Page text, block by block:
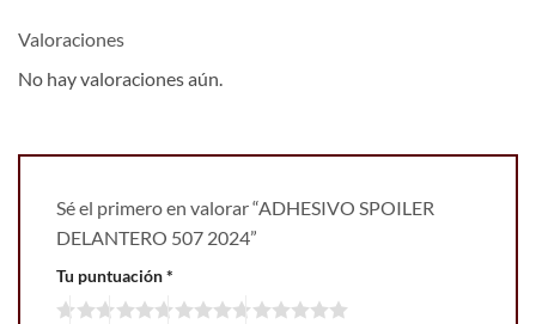
Valoraciones
No hay valoraciones aún.
Sé el primero en valorar “ADHESIVO SPOILER
DELANTERO 507 2024”
Tu puntuación*